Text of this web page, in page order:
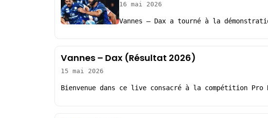
16 mai 2026
Vannes – Dax a tourné à la
Vannes – Dax (Résultat 2026)
15 mai 2026
Bienvenue dans ce live consacré à la compétition